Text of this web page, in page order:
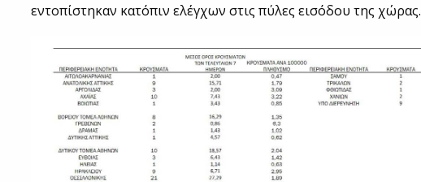
εντοπίστηκαν κατόπιν ελέγχων στις πύλες εισόδου της χώρας.